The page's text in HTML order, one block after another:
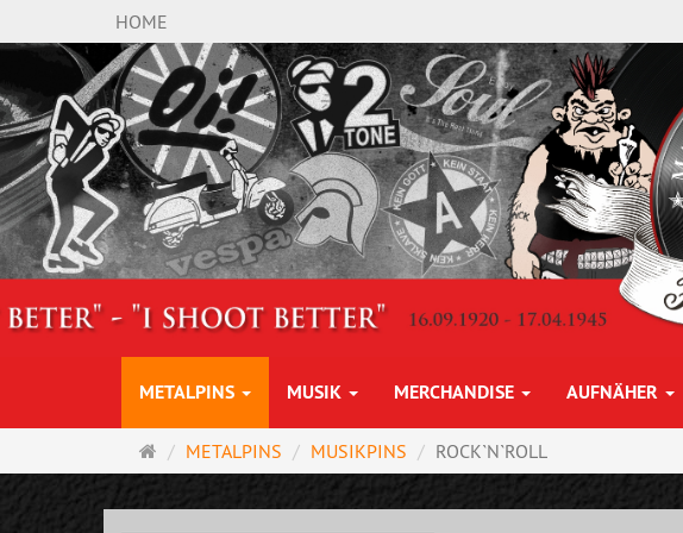
HOME
METALPINS MUSIK MERCHANDISE AUFNÄHER
Startseite
METALPINS MUSIKPINS ROCK`N`ROLL